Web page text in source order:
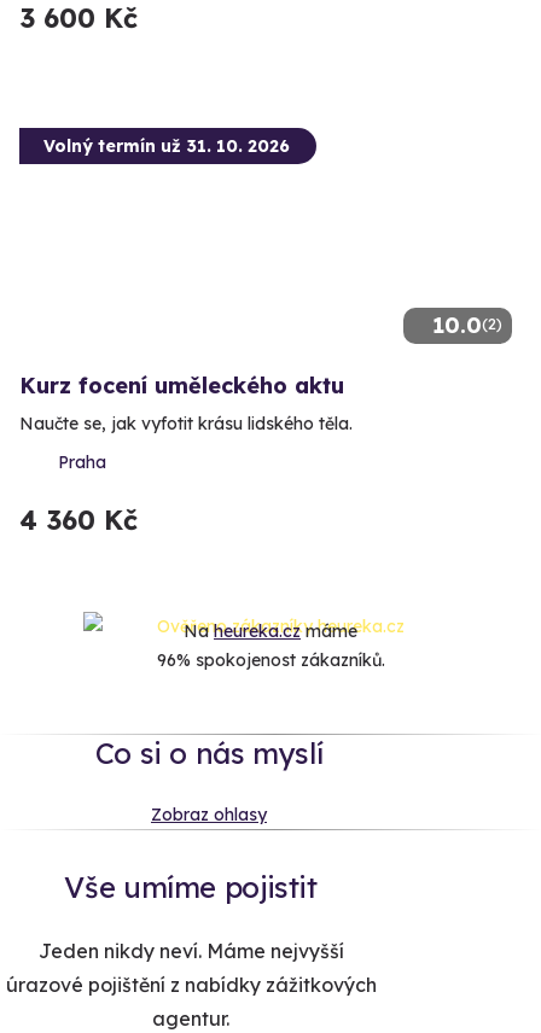
3 600 Kč
10.0(2)
Volný termín už 31. 10. 2026
Kurz focení uměleckého aktu
Naučte se, jak vyfotit krásu lidského těla.
Praha
4 360 Kč
Naheureka.czmáme
96% spokojenost zákazníků.
Co si o nás myslí
Zobraz ohlasy
Vše umíme pojistit
Jeden nikdy neví. Máme nejvyšší
úrazové pojištění z nabídky zážitkových
agentur.